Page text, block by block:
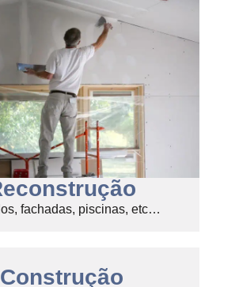
fachadas, piscinas, etc…
Construção